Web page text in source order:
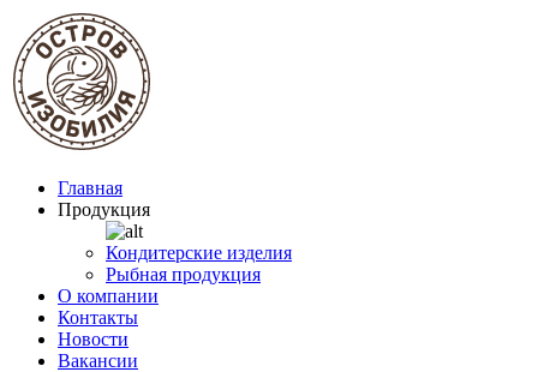
Главная
Продукция
Кондитерские изделия
Рыбная продукция
О компании
Контакты
Новости
Вакансии